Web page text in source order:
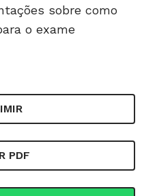
sobre como
o exame
PDF